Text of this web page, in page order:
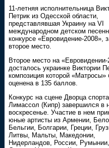
11-летняя исполнительница
Петрик из Одесской области,
представлявшая Украину на VI
международном детском
конкурсе «Евровидение-2008»,
второе место.
Второе место на «Евровидении-
досталось украинке Виктории
композиция которой «Матросы»
оценена в 135 баллов.
Конкурс на сцене Дворца
Лимассол (Кипр) завершился в
воскресенье. Участие в нем
юные артисты из Армении,
Бельгии, Болгарии, Греции,
Литвы, Мальты, Македонии,
Нидерландов, России, Румынии,